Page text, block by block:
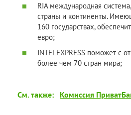
RIA международная
страны и континенты.
160 государствах,
евро;
INTELEXPRESS поможет с
более чем 70 стран мира;
См. также: Комиссия